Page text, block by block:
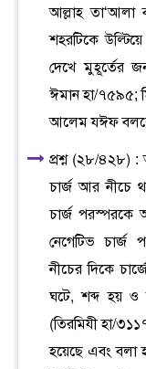
আল্লাহ
শহরটিকে
দেখে মুহূর্তের
ঈমান হা/৭৫৯৫;
আলেম যঈফ
প্রশ্ন (২৮/৪২৮) :
চার্জ আর নীচে
চার্জ পরস্পরকে
নেগেটিভ
নীচের দিকে
ঘটে, শব্দ হয় ও
(তিরমিযী হা/
হয়েছে এবং বলা